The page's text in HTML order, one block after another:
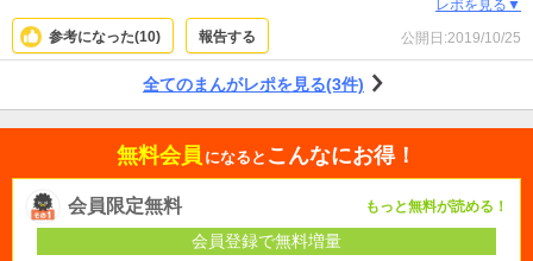
レポを見る▼
参考になった(10) 報告する 公開日:2019/10/25
全てのまんがレポを見る(3件)
無料会員 になると こんなにお得！
会員限定無料 もっと無料が読める！
会員登録で無料増量